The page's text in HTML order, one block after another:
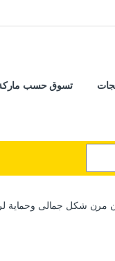
تسوق حسب ماركة
شكل جمالى وحماية لرفرف